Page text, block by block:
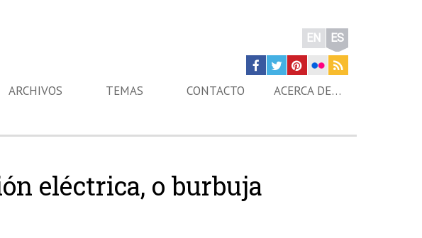
EN ES
ARCHIVOS TEMAS CONTACTO ACERCA DE…
eléctrica, o burbuja